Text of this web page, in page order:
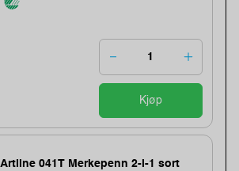
Kjøp
Artline 041T Merkepenn 2-i-1 sort